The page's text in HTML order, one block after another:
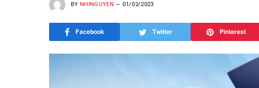
BY NHINGUYEN 01/02/2023
Facebook Twitter Pinterest